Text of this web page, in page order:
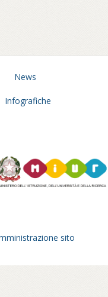
News
Infografiche
sito